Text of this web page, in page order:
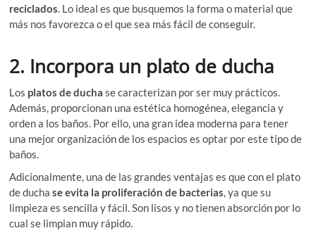
reciclados. Lo ideal es que busquemos la forma o material que
más nos favorezca o el que sea más fácil de conseguir.
2. Incorpora un plato de ducha
Los platos de ducha se caracterizan por ser muy prácticos.
Además, proporcionan una estética homogénea, elegancia y
orden a los baños. Por ello, una gran idea moderna para tener
una mejor organización de los espacios es optar por este tipo de
baños.
Adicionalmente, una de las grandes ventajas es que con el plato
de duchase evita la proliferación de bacterias, ya que su
limpieza es sencilla y fácil. Son lisos y no tienen absorción por lo
cual se limpian muy rápido.